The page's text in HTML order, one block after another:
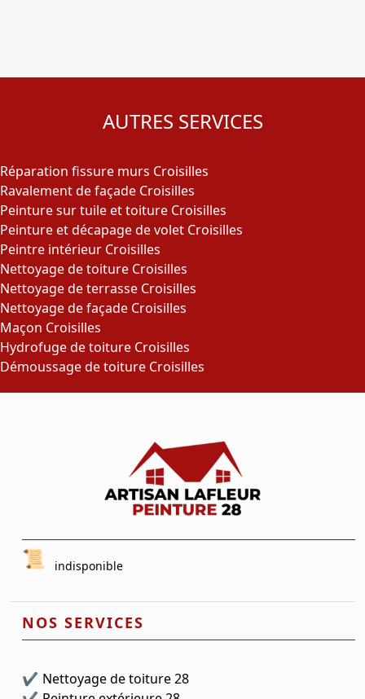
AUTRES SERVICES
Réparation fissure murs Croisilles
Ravalement de façade Croisilles
Peinture sur tuile et toiture Croisilles
Peinture et décapage de volet Croisilles
Peintre intérieur Croisilles
Nettoyage de toiture Croisilles
Nettoyage de terrasse Croisilles
Nettoyage de façade Croisilles
Maçon Croisilles
Hydrofuge de toiture Croisilles
Démoussage de toiture Croisilles
indisponible
NOS SERVICES
Nettoyage de toiture 28